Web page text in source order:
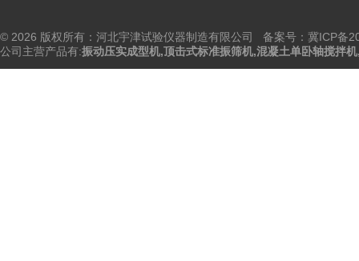
© 2026 版权所有：河北宇津试验仪器制造有限公司 备案号：冀ICP备
公司主营产品有:振动压实成型机,顶击式标准振筛机,混凝土单卧轴搅拌机